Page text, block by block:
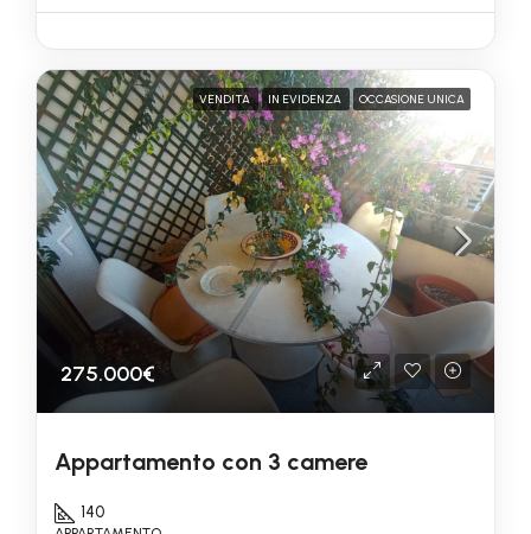
VENDITA IN EVIDENZA OCCASIONE UNICA
275.000€
Appartamento con 3 camere
140